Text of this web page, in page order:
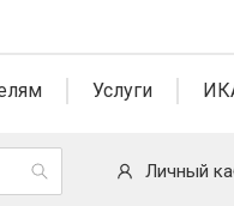
Услуги
Личный